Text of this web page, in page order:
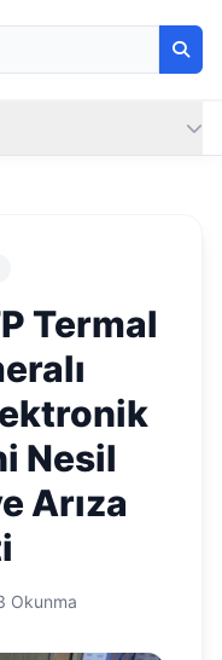
Termal
Nesil
Arıza
Okunma